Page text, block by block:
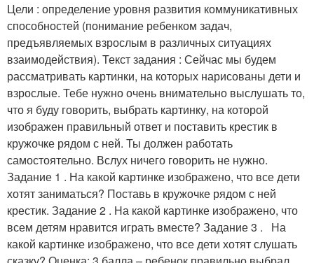
Цели : определение уровня развития коммуникативных
способностей (понимание ребенком задач,
предъявляемых взрослым в различных ситуациях
взаимодействия). Текст задания : Сейчас мы будем
рассматривать картинки, на которых нарисованы дети и
взрослые. Тебе нужно очень внимательно выслушать то,
что я буду говорить, выбрать картинку, на которой
изображен правильный ответ и поставить крестик в
кружочке рядом с ней. Ты должен работать
самостоятельно. Вслух ничего говорить не нужно.
Задание 1 . На какой картинке изображено, что все дети
хотят заниматься? Поставь в кружочке рядом с ней
крестик. Задание 2 . На какой картинке изображено, что
всем детям нравится играть вместе? Задание 3 . На
какой картинке изображено, что все дети хотят слушать